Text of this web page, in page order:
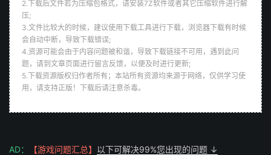
2.下载后文件若为压缩包格式，请安装7Z软件或者其它压缩软件进行解
压;
3.文件比较大的时候，建议使用下载工具进行下载，浏览器下载有时候
会自动中断，导致下载错误;
4.资源可能会由于内容问题被和谐，导致下载链接不可用，遇到此问
题，请到文章页面进行留言反馈，以便及时进行更新;
5.下载资源版权归作者所有；本站所有资源均来源于网络，仅供学习使
用，请支持正版！下载后请注意杀毒。
AD： 【游戏问题汇总】 以下可解决99%您出现的问题 ↓